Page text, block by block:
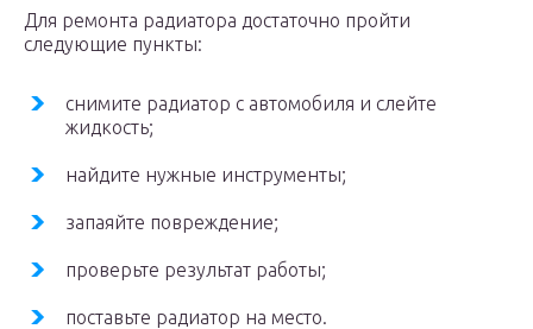
Для ремонта радиатора достаточно пройти
следующие пункты:
снимите радиатор с автомобиля и слейте
жидкость;
найдите нужные инструменты;
запаяйте повреждение;
проверьте результат работы;
поставьте радиатор на место.